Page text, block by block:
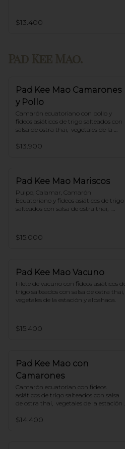
$13.400
Pad Kee Mao Camarones
y Pollo
Camarón ecuatoriano con pollo y
fideos asiáticos de trigo salteados con
salsa de ostra thai,  vegetales de la
$13.900
Pad Kee Mao Mariscos
Pulpo, Calamar, Camarón
Ecuatoriano y fideos asiáticos de trigo
salteados con salsa de ostra thai,
$15.000
Pad Kee Mao Vacuno
Filete de vacuno con fideos asiáticos
trigo salteados con salsa de ostra thai,
vegetales de la estación y albahaca.
$15.400
Pad Kee Mao con
Camarones
Camarón ecuatorian con fideos
asiáticos de trigo salteados con salsa
de ostra thai,  vegetales de la estación
$14.400